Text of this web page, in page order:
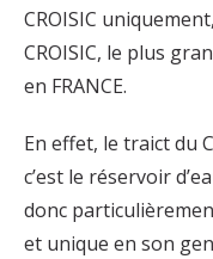
CROISIC
CROISIC, le plus
en FRANCE.
En effet, le traict du
c’est le réservoir
donc
et unique en son